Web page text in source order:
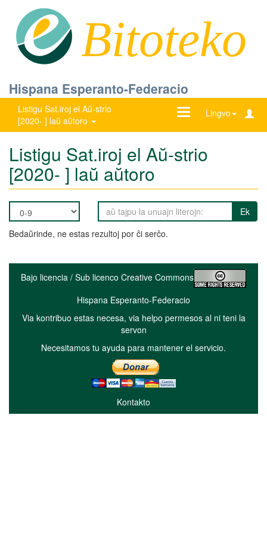
Bitoteko
Hispana Esperanto-Federacio
Listigu Sat.iroj el Aŭ-strio
[2020- ] laŭ aŭtoro
Lingvo
Ŝanĝu
Listigu Sat.iroj el Aŭ-strio
[2020- ] laŭ aŭtoro
Ek
Bedaŭrinde, ne estas rezultoj por ĉi serĉo.
Bajo licencia / Sub licenco Creative Commons
Hispana Esperanto-Federacio
Via kontribuo estas necesa, via helpo permesos al ni teni la
servon
Necesitamos tu ayuda para mantener el servicio.
Kontakto